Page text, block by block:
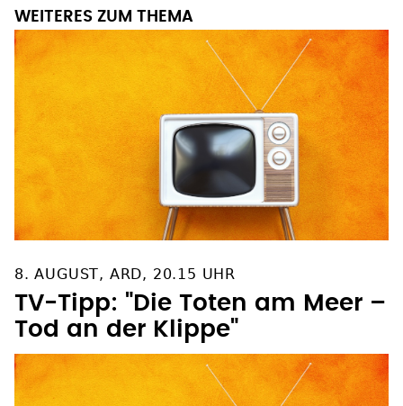
WEITERES ZUM THEMA
8. AUGUST, ARD, 20.15 UHR
TV-Tipp: "Die Toten am Meer –
Tod an der Klippe"